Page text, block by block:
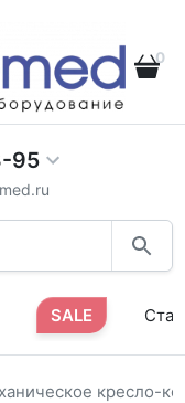
0
95
SALE
кресло-